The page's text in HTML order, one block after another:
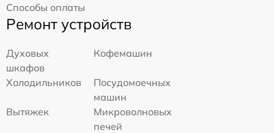
Способы оплаты
Ремонт устройств
Духовых
шкафов
Кофемашин
Холодильников
Посудомоечных
машин
Вытяжек
Микроволновых
печей